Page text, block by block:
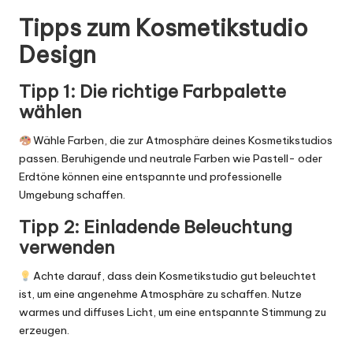
Tipps zum Kosmetikstudio
Design
Tipp 1: Die richtige Farbpalette
wählen
Wähle Farben, die zur Atmosphäre deines Kosmetikstudios
passen. Beruhigende und neutrale Farben wie Pastell- oder
Erdtöne können eine entspannte und professionelle
Umgebung schaffen.
Tipp 2: Einladende Beleuchtung
verwenden
Achte darauf, dass dein Kosmetikstudio gut beleuchtet
ist, um eine angenehme Atmosphäre zu schaffen. Nutze
warmes und diffuses Licht, um eine entspannte Stimmung zu
erzeugen.